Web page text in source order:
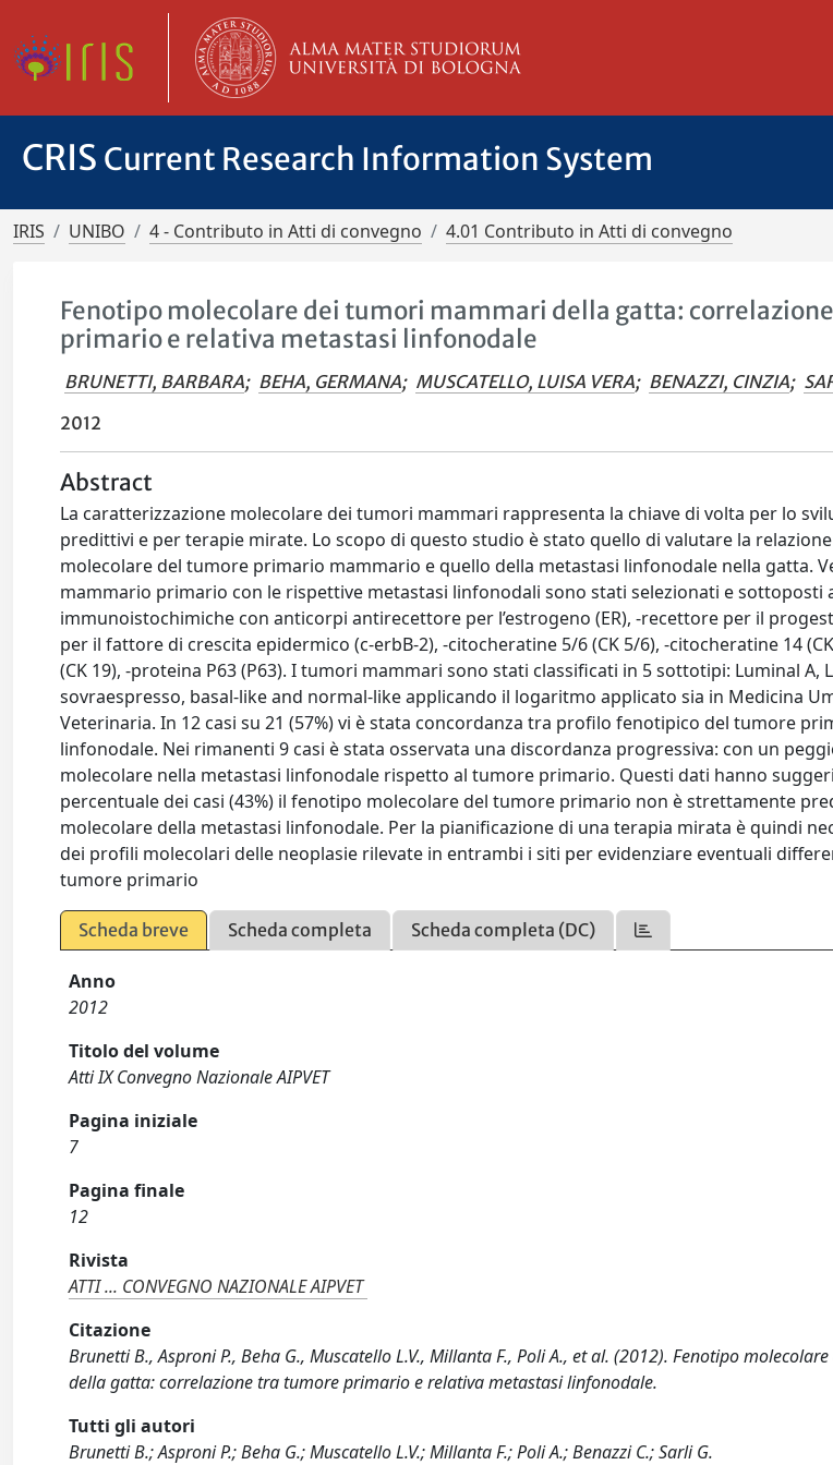
CRIS Current Research Information System
IRIS UNIBO 4 - Contributo in Atti di convegno 4.01 Contributo in Atti di convegno
Fenotipo molecolare dei tumori mammari della gatta:
primario e relativa metastasi linfonodale
BRUNETTI, BARBARA; BEHA, GERMANA; MUSCATELLO, LUISA VERA; BENAZZI, CINZIA;
2012
Abstract
La caratterizzazione molecolare dei tumori mammari rappresenta la chiave di volta per lo
predittivi e per terapie mirate. Lo scopo di questo studio è stato quello di valutare la
molecolare del tumore primario mammario e quello della metastasi linfonodale nella gatta.
mammario primario con le rispettive metastasi linfonodali sono stati selezionati e sottoposti
immunoistochimiche con anticorpi antirecettore per l’estrogeno (ER), -recettore per il
per il fattore di crescita epidermico (c-erbB-2), -citocheratine 5/6 (CK 5/6), -citocheratine 14
(CK 19), -proteina P63 (P63). I tumori mammari sono stati classificati in 5 sottotipi: Luminal A,
sovraespresso, basal-like and normal-like applicando il logaritmo applicato sia in Medicina
Veterinaria. In 12 casi su 21 (57%) vi è stata concordanza tra profilo fenotipico del tumore
linfonodale. Nei rimanenti 9 casi è stata osservata una discordanza progressiva: con un
molecolare nella metastasi linfonodale rispetto al tumore primario. Questi dati hanno
percentuale dei casi (43%) il fenotipo molecolare del tumore primario non è strettamente
molecolare della metastasi linfonodale. Per la pianificazione di una terapia mirata è quindi
dei profili molecolari delle neoplasie rilevate in entrambi i siti per evidenziare eventuali
tumore primario
Scheda breve Scheda completa Scheda completa (DC)
Anno
2012
Titolo del volume
Atti IX Convegno Nazionale AIPVET
Pagina iniziale
7
Pagina finale
12
Rivista
ATTI ... CONVEGNO NAZIONALE AIPVET
Citazione
Brunetti B., Asproni P., Beha G., Muscatello L.V., Millanta F., Poli A., et al. (2012). Fenotipo
della gatta: correlazione tra tumore primario e relativa metastasi linfonodale.
Tutti gli autori
Brunetti B.; Asproni P.; Beha G.; Muscatello L.V.; Millanta F.; Poli A.; Benazzi C.; Sarli G.